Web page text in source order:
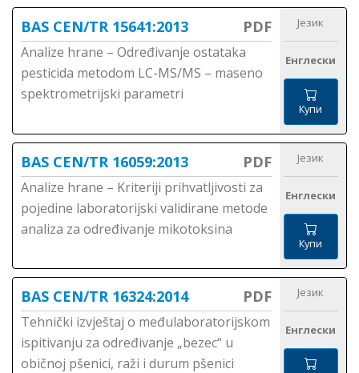
BAS CEN/TR 15641:2013 PDF
Analize hrane – Određivanje ostataka
pesticida metodom LC-MS/MS – maseno
spektrometrijski parametri
Језик
Енглески
Купи
BAS CEN/TR 16059:2013 PDF
Analize hrane – Kriteriji prihvatljivosti za
pojedine laboratorijski validirane metode
analiza za određivanje mikotoksina
Језик
Енглески
Купи
BAS CEN/TR 16324:2014 PDF
Tehnički izvještaj o međulaboratorijskom
ispitivanju za određivanje „bezec“ u
običnoj pšenici, raži i durum pšenici
Језик
Енглески